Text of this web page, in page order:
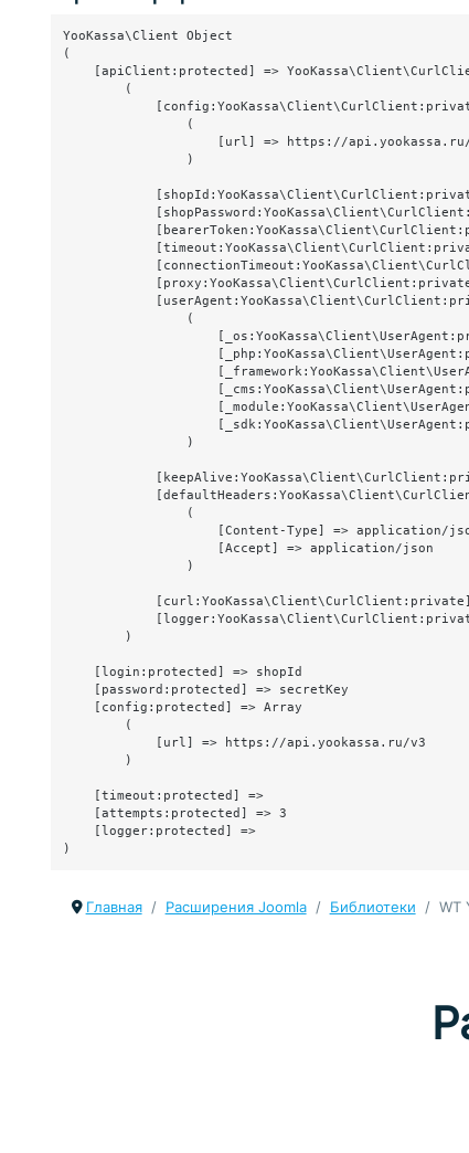
YooKassa\Client Object
(
[apiClient:protected] =>
        (
                (
[url] => https://
                )
                (
                )
                (
[Content-Type] => application/
                    [Accept] => application/json
                )
        )
    [login:protected] => shopId
    [password:protected] => secretKey
    [config:protected] => Array
        (
            [url] => https://api.yookassa.ru/v3
        )
    [timeout:protected] =>
    [attempts:protected] => 3
    [logger:protected] =>
Главная Расширения Joomla Библиотеки WT